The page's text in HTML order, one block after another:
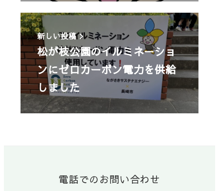
新しい投稿
松が枝公園のイルミネーショ
ンにゼロカーボン電力を供給
しました
電話でのお問い合わせ